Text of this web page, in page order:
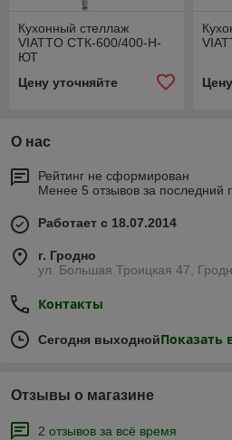
Кухонный стеллаж
VIATTO СТК-600/400-Н-
ЮТ
Цену уточняйте
О нас
Рейтинг не сформирован
Менее 5 отзывов за последний
Работает с 18.07.2014
г. Гродно
ул. Большая Троицкая 47,
Контакты
Сегодня выходнойПоказать
Отзывы о магазине
2 отзывов за всё время